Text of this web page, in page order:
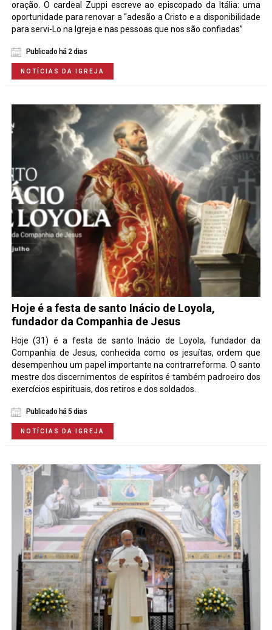
oração. O cardeal Zuppi escreve ao episcopado da Itália: uma
oportunidade para renovar a “adesão a Cristo e a disponibilidade
para servi-Lo na Igreja e nas pessoas que nos são confiadas”
Publicado há 2 dias
NOTÍCIAS DA IGREJA
Hoje é a festa de santo Inácio de Loyola,
fundador da Companhia de Jesus
Hoje (31) é a festa de santo Inácio de Loyola, fundador da
Companhia de Jesus, conhecida como os jesuítas, ordem que
desempenhou um papel importante na contrarreforma. O santo
mestre dos discernimentos de espíritos é também padroeiro dos
exercícios espirituais, dos retiros e dos soldados.
Publicado há 5 dias
NOTÍCIAS DA IGREJA